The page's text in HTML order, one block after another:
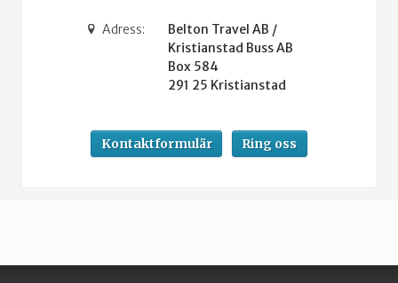
Adress:
Belton Travel AB /
Kristianstad Buss AB
Box 584
291 25 Kristianstad
Kontaktformulär Ring oss